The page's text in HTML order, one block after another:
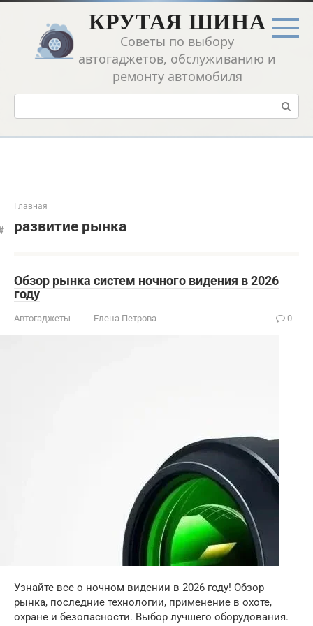
Перейти
контенту
КРУТАЯ ШИНА
Советы по выбору
автогаджетов, обслуживанию и
ремонту автомобиля
Поиск:
Главная
развитие рынка
Обзор рынка систем ночного видения в 2026
году
Автогаджеты Елена Петрова 0
Узнайте все о ночном видении в 2026 году! Обзор
рынка, последние технологии, применение в охоте,
охране и безопасности. Выбор лучшего оборудования.